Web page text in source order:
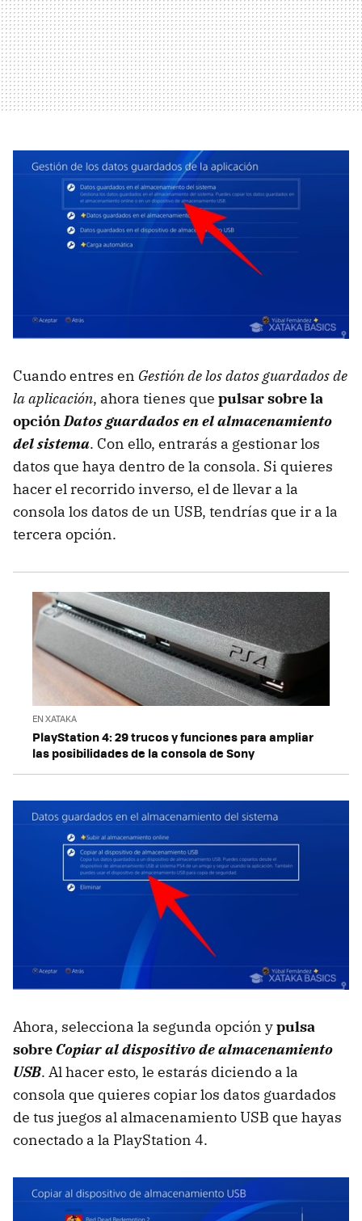
Cuando entres en Gestión de los datos guardados de
la aplicación, ahora tienes que pulsar sobre la
opciónDatos guardados en el almacenamiento
del sistema. Con ello, entrarás a gestionar los
datos que haya dentro de la consola. Si quieres
hacer el recorrido inverso, el de llevar a la
consola los datos de un USB, tendrías que ir a la
tercera opción.
EN XATAKA
PlayStation 4: 29 trucos y funciones para ampliar
las posibilidades de la consola de Sony
Ahora, selecciona la segunda opción ypulsa
sobreCopiar al dispositivo de almacenamiento
USB. Al hacer esto, le estarás diciendo a la
consola que quieres copiar los datos guardados
de tus juegos al almacenamiento USB que hayas
conectado a la PlayStation 4.